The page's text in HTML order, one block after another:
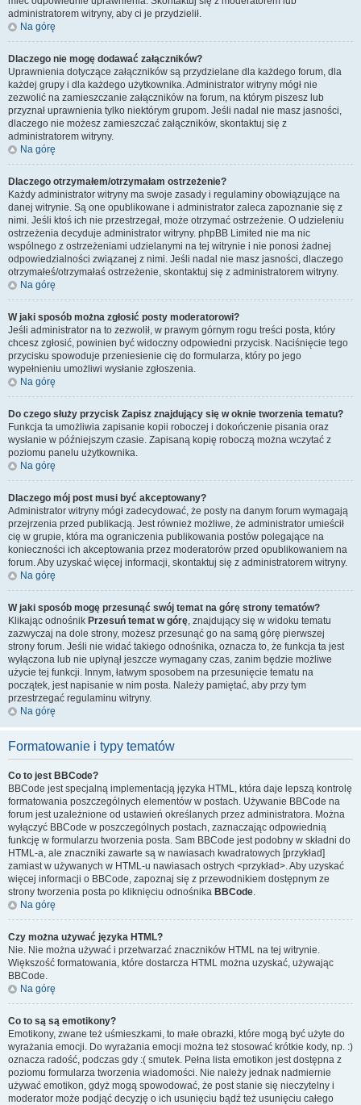
administratorem witryny, aby ci je przydzielił.
Na górę
Dlaczego nie mogę dodawać załączników?
Uprawnienia dotyczące załączników są przydzielane dla każdego forum, dla
każdej grupy i dla każdego użytkownika. Administrator witryny mógł nie
zezwolić na zamieszczanie załączników na forum, na którym piszesz lub
przyznał uprawnienia tylko niektórym grupom. Jeśli nadal nie masz jasności,
dlaczego nie możesz zamieszczać załączników, skontaktuj się z
administratorem witryny.
Na górę
Dlaczego otrzymałem/otrzymałam ostrzeżenie?
Każdy administrator witryny ma swoje zasady i regulaminy obowiązujące na
danej witrynie. Są one opublikowane i administrator zaleca zapoznanie się z
nimi. Jeśli ktoś ich nie przestrzegał, może otrzymać ostrzeżenie. O udzieleniu
ostrzeżenia decyduje administrator witryny. phpBB Limited nie ma nic
wspólnego z ostrzeżeniami udzielanymi na tej witrynie i nie ponosi żadnej
odpowiedzialności związanej z nimi. Jeśli nadal nie masz jasności, dlaczego
otrzymałeś/otrzymałaś ostrzeżenie, skontaktuj się z administratorem witryny.
Na górę
W jaki sposób można zgłosić posty moderatorowi?
Jeśli administrator na to zezwolił, w prawym górnym rogu treści posta, który
chcesz zgłosić, powinien być widoczny odpowiedni przycisk. Naciśnięcie tego
przycisku spowoduje przeniesienie cię do formularza, który po jego
wypełnieniu umożliwi wysłanie zgłoszenia.
Na górę
Do czego służy przycisk Zapisz znajdujący się w oknie tworzenia tematu?
Funkcja ta umożliwia zapisanie kopii roboczej i dokończenie pisania oraz
wysłanie w późniejszym czasie. Zapisaną kopię roboczą można wczytać z
poziomu panelu użytkownika.
Na górę
Dlaczego mój post musi być akceptowany?
Administrator witryny mógł zadecydować, że posty na danym forum wymagają
przejrzenia przed publikacją. Jest również możliwe, że administrator umieścił
cię w grupie, która ma ograniczenia publikowania postów polegające na
konieczności ich akceptowania przez moderatorów przed opublikowaniem na
forum. Aby uzyskać więcej informacji, skontaktuj się z administratorem witryny.
Na górę
W jaki sposób mogę przesunąć swój temat na górę strony tematów?
Klikając odnośnik Przesuń temat w górę, znajdujący się w widoku tematu
zazwyczaj na dole strony, możesz przesunąć go na samą górę pierwszej
strony forum. Jeśli nie widać takiego odnośnika, oznacza to, że funkcja ta jest
wyłączona lub nie upłynął jeszcze wymagany czas, zanim będzie możliwe
użycie tej funkcji. Innym, łatwym sposobem na przesunięcie tematu na
początek, jest napisanie w nim posta. Należy pamiętać, aby przy tym
przestrzegać regulaminu witryny.
Na górę
Formatowanie i typy tematów
Co to jest BBCode?
BBCode jest specjalną implementacją języka HTML, która daje lepszą kontrolę
formatowania poszczególnych elementów w postach. Używanie BBCode na
forum jest uzależnione od ustawień określanych przez administratora. Można
wyłączyć BBCode w poszczególnych postach, zaznaczając odpowiednią
funkcję w formularzu tworzenia posta. Sam BBCode jest podobny w składni do
HTML-a, ale znaczniki zawarte są w nawiasach kwadratowych [przykład]
zamiast w używanych w HTML-u nawiasach ostrych <przykład>. Aby uzyskać
więcej informacji o BBCode, zapoznaj się z przewodnikiem dostępnym ze
strony tworzenia posta po kliknięciu odnośnika BBCode.
Na górę
Czy można używać języka HTML?
Nie. Nie można używać i przetwarzać znaczników HTML na tej witrynie.
Większość formatowania, które dostarcza HTML można uzyskać, używając
BBCode.
Na górę
Co to są są emotikony?
Emotikony, zwane też uśmieszkami, to małe obrazki, które mogą być użyte do
wyrażania emocji. Do wyrażania emocji można też stosować krótkie kody, np. :)
oznacza radość, podczas gdy :( smutek. Pełna lista emotikon jest dostępna z
poziomu formularza tworzenia wiadomości. Nie należy jednak nadmiernie
używać emotikon, gdyż mogą spowodować, że post stanie się nieczytelny i
moderator może podjąć decyzję o ich usunięciu bądź też usunięciu całego